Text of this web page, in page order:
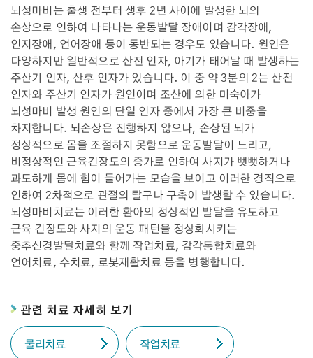
뇌성마비는 출생 전부터 생후 2년 사이에 발생한 뇌의
손상으로 인하여 나타나는 운동발달 장애이며 감각장애,
인지장애, 언어장애 등이 동반되는 경우도 있습니다. 원인은
다양하지만 일반적으로 산전 인자, 아기가 태어날 때 발생하는
주산기 인자, 산후 인자가 있습니다. 이 중 약 3분의 2는 산전
인자와 주산기 인자가 원인이며 조산에 의한 미숙아가
뇌성마비 발생 원인의 단일 인자 중에서 가장 큰 비중을
차지합니다. 뇌손상은 진행하지 않으나, 손상된 뇌가
정상적으로 몸을 조절하지 못함으로 운동발달이 느리고,
비정상적인 근육긴장도의 증가로 인하여 사지가 뻣뻣하거나
과도하게 몸에 힘이 들어가는 모습을 보이고 이러한 경직으로
인하여 2차적으로 관절의 탈구나 구축이 발생할 수 있습니다.
뇌성마비치료는 이러한 환아의 정상적인 발달을 유도하고
근육 긴장도와 사지의 운동 패턴을 정상화시키는
중추신경발달치료와 함께 작업치료, 감각통합치료와
언어치료, 수치료, 로봇재활치료 등을 병행합니다.
관련 치료 자세히 보기
물리치료 작업치료